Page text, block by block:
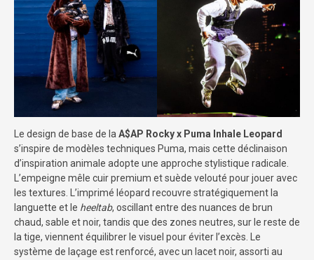
Le design de base de laA$AP Rocky x Puma Inhale Leopard
s’inspire de modèles techniques Puma, mais cette déclinaison
d’inspiration animale adopte une approche stylistique radicale.
L’empeigne mêle cuir premium et suède velouté pour jouer avec
les textures. L’imprimé léopard recouvre stratégiquement la
languette et le heeltab, oscillant entre des nuances de brun
chaud, sable et noir, tandis que des zones neutres, sur le reste de
la tige, viennent équilibrer le visuel pour éviter l’excès. Le
système de laçage est renforcé, avec un lacet noir, assorti au